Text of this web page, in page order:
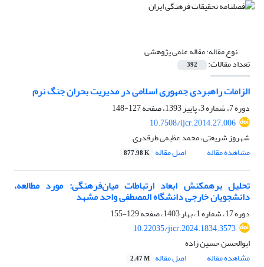
نوع مقاله:مقاله علمی پژوهشی
تعداد مقالات: 392
الزامات راهبردی جمهوری اسلامی در مدیریت بحران‌‌ جنگ نرم
دوره 7، شماره 3، پاییز 1393، صفحه
127-148
10.7508/ijcr.2014.27.006
شهروز شریعتی، محمد عظیمی طرقدری
مشاهده مقاله
اصل مقاله 877.98 K
تحلیل برهمکنش ابعاد ارتباطات میان‌فرهنگی: مورد مطالعه،
دانشجویان خارجی دانشگاه المصطفی واحد مشهد
دوره 17، شماره 1، بهار 1403، صفحه
129-155
10.22035/jicr.2024.1834.3573
ابوالحسن حسین زاده
مشاهده مقاله
اصل مقاله 2.47 M